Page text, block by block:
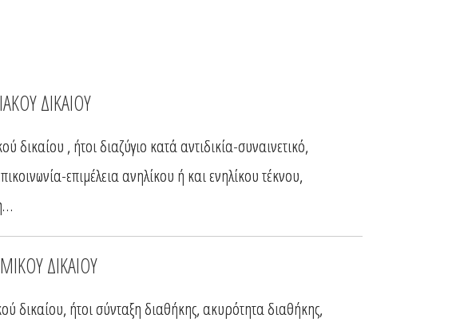
ΔΙΚΑΙΟΥ
δικαίου , ήτοι διαζύγιο κατά αντιδικία-συναινετικό,
επιμέλεια ανηλίκου ή και ενηλίκου τέκνου,
ΔΙΚΑΙΟΥ
δικαίου, ήτοι σύνταξη διαθήκης, ακυρότητα διαθήκης,